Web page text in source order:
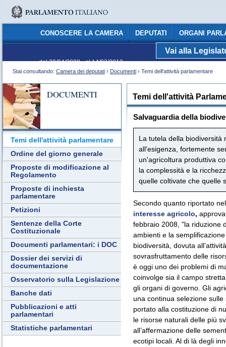
dal 29/04/2008 - al 14/03/2013
Vai alla
CONOSCERE LA CAMERA DEPUTATI ORGANI
Stai consultando: Camera dei deputati › Documenti › Temi dell'attività parlamentare
DOCUMENTI
Temi dell'attività parlamentare
Ordine del giorno generale
Proposte di modificazione al
Regolamento
Proposte di inchiesta
parlamentare
Petizioni
Sentenze della Corte
Costituzionale
Documenti parlamentari: i DOC
Dossier dei servizi di
documentazione
Osservatorio sulla Legislazione
Banche dati
Pubblicazioni e atti
parlamentari
Statistiche parlamentari
Temi dell'attività
Salvaguardia della
La tutela della biodiversità
all'esigenza, fortemente
un'agricoltura produttiva
la complessità e la
quelle coltivate che quelle
Secondo quanto riportato
interesse agricolo,
febbraio 2008, "la riduzione
ambienti e la
biodiversità, dovuta
sovrasfruttamento delle
è oggi uno dei problemi di
coinvolge sia il campo
gli organi di governo. Gli
una continua selezione
portato alla costituzione di
le risorse naturali delle più
all’affermazione delle
ecotipi locali. Al di là degli